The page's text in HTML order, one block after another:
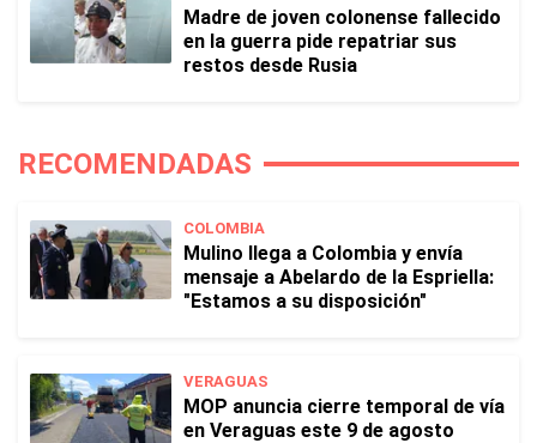
Madre de joven colonense fallecido
en la guerra pide repatriar sus
restos desde Rusia
RECOMENDADAS
COLOMBIA
Mulino llega a Colombia y envía
mensaje a Abelardo de la Espriella:
"Estamos a su disposición"
VERAGUAS
MOP anuncia cierre temporal de vía
en Veraguas este 9 de agosto